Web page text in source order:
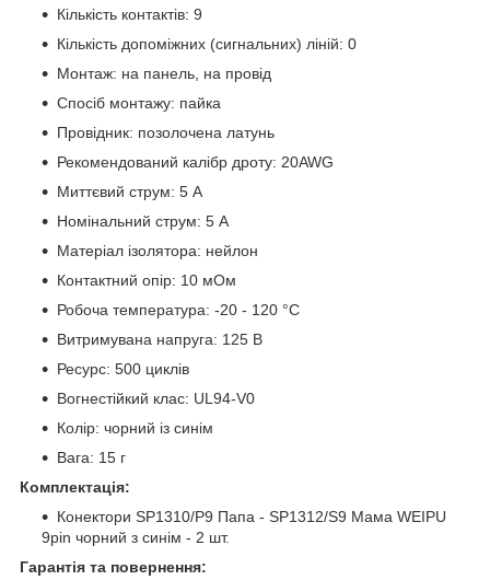
Кількість контактів: 9
Кількість допоміжних (сигнальних) ліній: 0
Монтаж: на панель, на провід
Спосіб монтажу: пайка
Провідник: позолочена латунь
Рекомендований калібр дроту: 20AWG
Миттєвий струм: 5 А
Номінальний струм: 5 А
Матеріал ізолятора: нейлон
Контактний опір: 10 мОм
Робоча температура: -20 - 120 °C
Витримувана напруга: 125 В
Ресурс: 500 циклів
Вогнестійкий клас: UL94-V0
Колір: чорний із синім
Вага: 15 г
Комплектація:
Конектори SP1310/P9 Папа - SP1312/S9 Мама WEIPU
9pin чорний з синім - 2 шт.
Гарантія та повернення: